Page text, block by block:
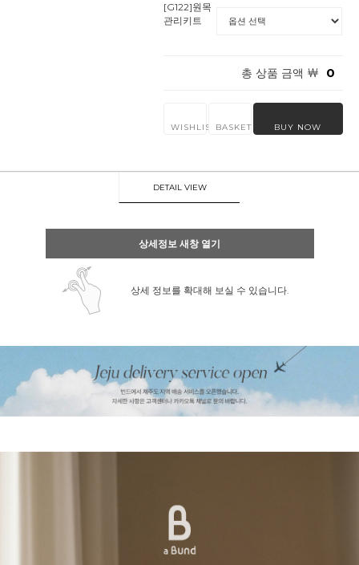
[G122]원목
관리키트
총 상품 금액 ￦ 0
WISHLIST BASKET BUY NOW
DETAIL VIEW
상세정보 새창 열기
상세 정보를 확대해 보실 수 있습니다.